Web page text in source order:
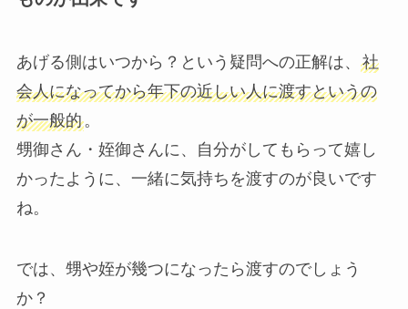
あげる側はいつから？という疑問への正解は、 社
会人になってから年下の近しい人に渡すというの
が一般的。
甥御さん・姪御さんに、自分がしてもらって嬉し
かったように、一緒に気持ちを渡すのが良いです
ね。
では、甥や姪が幾つになったら渡すのでしょう
か？